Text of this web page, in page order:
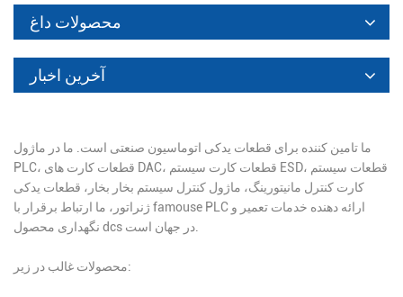
محصولات داغ
آخرین اخبار
ما تامین کننده برای قطعات یدکی اتوماسیون صنعتی است. ما در ماژول
PLC، قطعات کارت های DAC، قطعات کارت سیستم ESD، قطعات سیستم
کارت کنترل مانیتورینگ، ماژول کنترل سیستم بخار بخار، قطعات یدکی
ژنراتور، ما ارتباط برقرار با famouse PLC ارائه دهنده خدمات تعمیر و
محصولات غالب در زیر: